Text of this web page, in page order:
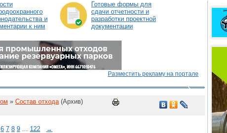
и
к ним
Готовые формы для
сдачи отчетности и
разработки проектной
документации
Разместить рекламу на портале
» Состав отхода (Архив)
6 7 8 9 ... 122
→